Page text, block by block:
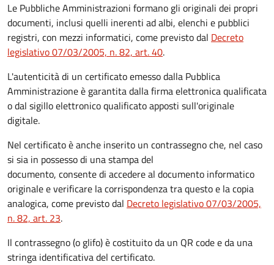
Le Pubbliche Amministrazioni formano gli originali dei propri
documenti, inclusi quelli inerenti ad albi, elenchi e pubblici
registri, con mezzi informatici, come previsto dal Decreto
legislativo 07/03/2005, n. 82, art. 40.
L'autenticità di un certificato emesso dalla Pubblica
Amministrazione è garantita dalla firma elettronica qualificata
o dal sigillo elettronico qualificato apposti sull'originale
digitale.
Nel certificato è anche inserito un contrassegno che, nel caso
si sia in possesso di una stampa del
documento, consente di accedere al documento informatico
originale e verificare la corrispondenza tra questo e la copia
analogica, come previsto dal Decreto legislativo 07/03/2005,
n. 82, art. 23.
Il contrassegno (o glifo) è costituito da un QR code e da una
stringa identificativa del certificato.